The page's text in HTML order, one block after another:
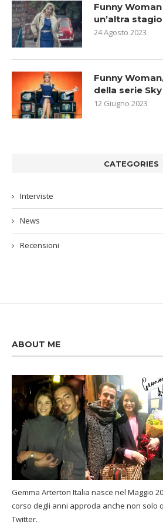
Funny
un’altra
24 Agosto 2023
Funny
della serie Sky
12 Giugno 2023
CATEGORIES
Interviste
News
Recensioni
ABOUT ME
Gemma Arterton Italia nasce nel Maggio
corso degli anni approda anche non solo
Twitter.